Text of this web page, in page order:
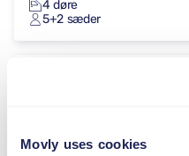
Movly uses cookies
4 døre
5+2 sæder